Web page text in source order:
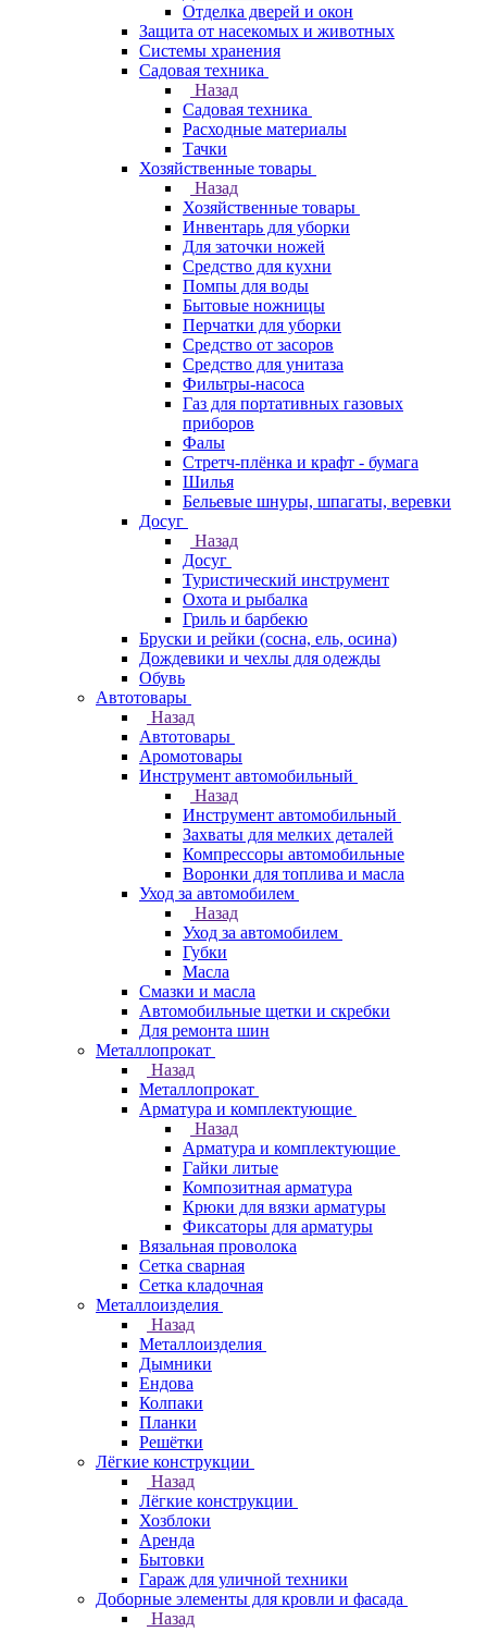
Отделка дверей и окон
Защита от насекомых и животных
Системы хранения
Садовая техника
Назад
Садовая техника
Расходные материалы
Тачки
Хозяйственные товары
Назад
Хозяйственные товары
Инвентарь для уборки
Для заточки ножей
Средство для кухни
Помпы для воды
Бытовые ножницы
Перчатки для уборки
Средство от засоров
Средство для унитаза
Фильтры-насоса
Газ для портативных газовых
приборов
Фалы
Стретч-плёнка и крафт - бумага
Шилья
Бельевые шнуры, шпагаты, веревки
Досуг
Назад
Досуг
Туристический инструмент
Охота и рыбалка
Гриль и барбекю
Бруски и рейки (сосна, ель, осина)
Дождевики и чехлы для одежды
Обувь
Автотовары
Назад
Автотовары
Аромотовары
Инструмент автомобильный
Назад
Инструмент автомобильный
Захваты для мелких деталей
Компрессоры автомобильные
Воронки для топлива и масла
Уход за автомобилем
Назад
Уход за автомобилем
Губки
Масла
Смазки и масла
Автомобильные щетки и скребки
Для ремонта шин
Металлопрокат
Назад
Металлопрокат
Арматура и комплектующие
Назад
Арматура и комплектующие
Гайки литые
Композитная арматура
Крюки для вязки арматуры
Фиксаторы для арматуры
Вязальная проволока
Сетка сварная
Сетка кладочная
Металлоизделия
Назад
Металлоизделия
Дымники
Ендова
Колпаки
Планки
Решётки
Лёгкие конструкции
Назад
Лёгкие конструкции
Хозблоки
Аренда
Бытовки
Гараж для уличной техники
Доборные элементы для кровли и фасада
Назад